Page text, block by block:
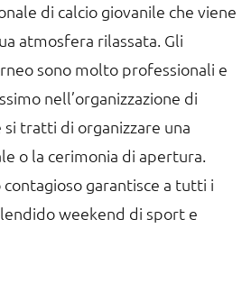
di calcio giovanile che viene
atmosfera rilassata. Gli
sono molto professionali e
nell’organizzazione di
tratti di organizzare una
o la cerimonia di apertura.
garantisce a tutti i
weekend di sport e